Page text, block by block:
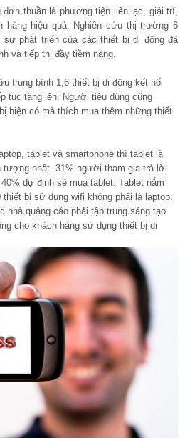
thuần là phương tiện liên lạc, giải trí,
hàng hiệu quả. Nghiên cứu thị trường 6
sự phát triển của các thiết bị di động đã
và tiếp thị đầy tiềm năng.
trung bình 1,6 thiết bị di động kết nối
tục tăng lên. Người tiêu dùng cũng
hiện có mà thích mua thêm những thiết
tablet và smartphone thì tablet là
nhất. 31% người tham gia trả lời
dự định sẽ mua tablet. Tablet nắm
bị sử dụng wifi không phải là laptop.
nhà quảng cáo phải tập trung sáng tạo
cho khách hàng sử dụng thiết bị di